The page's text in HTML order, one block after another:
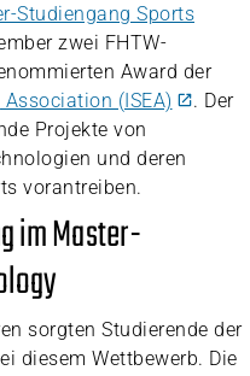
Studiengang Sports
zwei FHTW-
Award der
(ISEA)
. Der
Projekte von
und deren
vorantreiben.
im Master-
sorgten Studierende der
diesem Wettbewerb. Die